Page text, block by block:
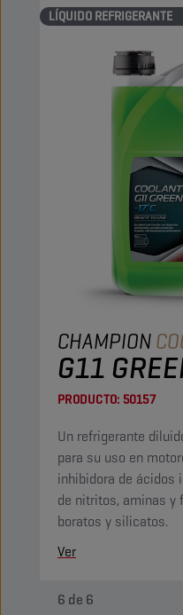
LÍQUIDO REFRIGERANTE
CHAMPION
G11
PRODUCTO: 50157
Un refrigerante
para su uso en
inhibidora de ácidos
de nitritos, aminas y
boratos y silicatos.
Ver
6 de 6